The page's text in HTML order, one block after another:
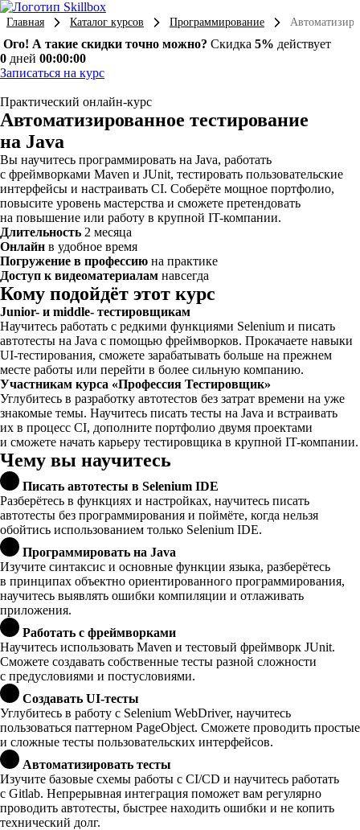
Главная Каталог курсов Программирование
Ого! А такие скидки точно можно? Скидка 5% действует
0 дней 00:00:00
Записаться на курс
Практический онлайн-курс
Автоматизиро­ван­ное тестирование
на Java
Вы научитесь программировать на Java, работать
с фреймворками Maven и JUnit, тестировать пользовательские
интерфейсы и настраивать CI. Соберёте мощное портфолио,
повысите уровень мастерства и сможете претендовать
на повышение или работу в крупной IT-компании.
Длительность 2 месяца
Онлайн в удобное время
Погружение в профессию на практике
Доступ к видеоматериалам навсегда
Кому подойдёт этот курс
Junior- и middle- тестировщикам
Научитесь работать с редкими функциями Selenium и писать
автотесты на Java с помощью фреймворков. Прокачаете навыки
UI-тестирования, сможете зарабатывать больше на прежнем
месте работы или перейти в более сильную компанию.
Участникам курса «Профессия Тестировщик»
Углубитесь в разработку автотестов без затрат времени на уже
знакомые темы. Научитесь писать тесты на Java и встраивать
их в процесс CI, дополните портфолио двумя проектами
и сможете начать карьеру тестировщика в крупной IT-компании.
Чему вы научитесь
Писать автотесты в Selenium IDE
Разберётесь в функциях и настройках, научитесь писать
автотесты без программирования и поймёте, когда нельзя
обойтись использованием только Selenium IDE.
Программировать на Java
Изучите синтаксис и основные функции языка, разберётесь
в принципах объектно ориентированного программирования,
научитесь выявлять ошибки компиляции и отлаживать
приложения.
Работать с фреймворками
Научитесь использовать Maven и тестовый фреймворк JUnit.
Сможете создавать собственные тесты разной сложности
с предусловиями и постусловиями.
Создавать UI-тесты
Углубитесь в работу с Selenium WebDriver, научитесь
пользоваться паттерном PageObject. Сможете проводить простые
и сложные тесты пользовательских интерфейсов.
Автоматизировать тесты
Изучите базовые схемы работы с CI/CD и научитесь работать
с Gitlab. Непрерывная интеграция поможет вам регулярно
проводить автотесты, быстрее находить ошибки и не копить
технический долг.